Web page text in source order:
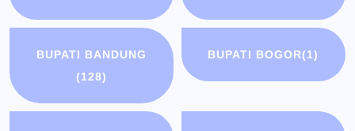
BUPATI BANDUNG
(128)
BUPATI BOGOR(1)